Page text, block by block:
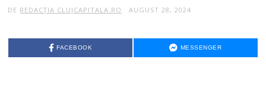
DE REDACȚIA CLUJCAPITALA.RO AUGUST 28, 2024
FACEBOOK MESSENGER